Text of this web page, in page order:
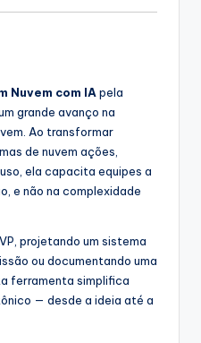
Nuvem com IA pela
grande avanço na
Ao transformar
de nuvem ações,
ela capacita equipes a
e não na complexidade
projetando um sistema
ou documentando uma
ferramenta simplifica
— desde a ideia até a